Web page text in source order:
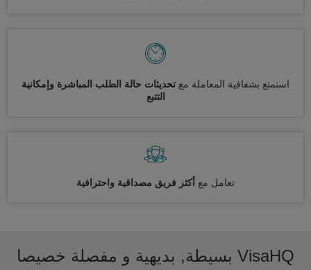
استمتع بشفافية المعاملة مع تحديثات حالة الطلب المباشرة وإمكانية
التتبع
تعامل مع أكثر فريق مصداقية واحترافية
VisaHQ بسيطة, بديهية و مفصلة خصيصا